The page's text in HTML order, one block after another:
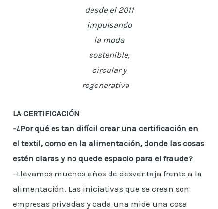
desde el 2011
impulsando
la moda
sostenible,
circular y
regenerativa
LA CERTIFICACIÓN
-¿Por qué es tan difícil crear una certificación en
el textil, como en la alimentación, donde las cosas
estén claras y no quede espacio para el fraude?
–Llevamos muchos años de desventaja frente a la
alimentación. Las iniciativas que se crean son
empresas privadas y cada una mide una cosa